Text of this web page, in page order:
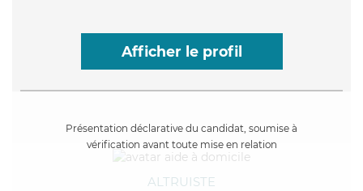
Afficher le profil
Présentation déclarative du candidat, soumise à
vérification avant toute mise en relation
ALTRUISTE